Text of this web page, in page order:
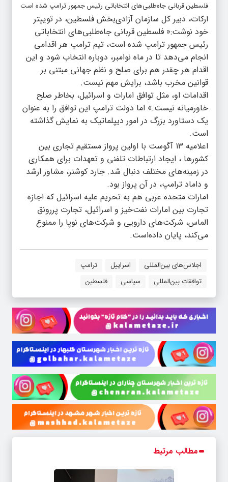
فلسطین قربانی جاه‌طلبی‌های انتخاباتی رئیس جمهور ترامپ شده است
ارکات، دبیر کل سازمان آزادی‌بخش فلسطین، در توییتر
خود نوشت:« فلسطین قربانی جاه‌طلبی‌های انتخاباتی
رئیس جمهور ترامپ شده است، تیم ترامپ هر اقدامی
انجام می‌دهد تا در ماه نوامبر، دوباره انتخاب شود و این
اقدام هر چقدر هم برای صلح و نظم جهانی مبتنی بر
قوانین مخرب باشد، برایش مهم نیست.
اقدامات او، مثل توافق امارات و اسرائیل، بخاطر صلح
خاورمیانه نیست.» اما دولت ترامپ این توافق را به عنوان
یک دستاورد بزرگ در امور دیپلماتیک به نمایش گذاشته
است.
اعلامیه ۱۳ آگوست با اولین پرواز مستقیم تجاری بین
کشورها ، ایجاد ارتباطات تلفنی و تعهدات برای همکاری
در زمینه‌های مختلف دنبال شد. جارد کوشنر، مشاور ارشد
و داماد ترامپ، در آن پرواز بود.
امارات متحده عربی هم به تحریم علیه اسرائیل که اجازه
تجارت بین امارات نفت‌خیز و اسرائیل، تجارت پررونق
الماس، شرکت‌های دارویی و شرکت‌های نوپا را ممنوع
می‌کند، پایان داده‌است.
اجلاس‌های بین‌المللی اسراییل
ترامپ
توافقات بین‌المللی
سیاسی فلسطین
مطالب مرتبط